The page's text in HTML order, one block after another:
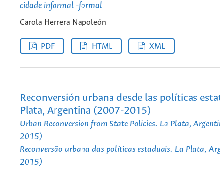
cidade informal -formal
Carola Herrera Napoleón
PDF HTML XML
Reconversión urbana desde las políticas
Plata, Argentina (2007-2015)
Urban Reconversion from State Policies. La Plata,
2015)
Reconversão urbana das políticas estaduais. La Plata,
2015)